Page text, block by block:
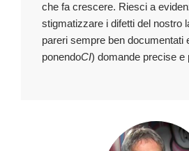
che fa crescere. Riesci a
stigmatizzare i difetti del nostro
pareri sempre ben documentati
ponendoCI) domande precise e